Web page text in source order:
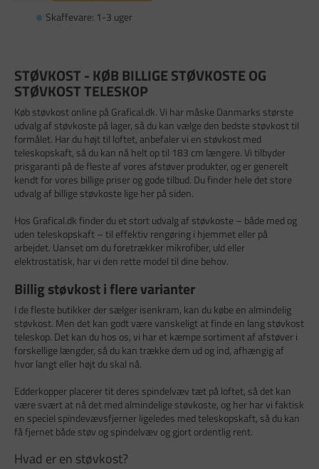
Skaffevare: 1-3 uger
STØVKOST - KØB BILLIGE STØVKOSTE OG
STØVKOST TELESKOP
Køb støvkost online på Grafical.dk. Vi har måske Danmarks største
udvalg af støvkoste på lager, så du kan vælge den bedste støvkost til
formålet. Har du højt til loftet, anbefaler vi en støvkost med
teleskopskaft, så du kan nå helt op til 183 cm længere. Vi tilbyder
prisgaranti på de fleste af vores afstøver produkter, og er generelt
kendt for vores billige priser og gode tilbud. Du finder hele det store
udvalg af billige støvkoste lige her på siden.
Hos Grafical.dk finder du et stort udvalg af støvkoste – både med og
uden teleskopskaft – til effektiv rengøring i hjemmet eller på
arbejdet. Uanset om du foretrækker mikrofiber, uld eller
elektrostatisk, har vi den rette model til dine behov.
Billig støvkost i flere varianter
I de fleste butikker der sælger isenkram, kan du købe en almindelig
støvkost. Men det kan godt være vanskeligt at finde en lang støvkost
teleskop. Det kan du hos os, vi har et kæmpe sortiment af afstøver i
forskellige længder, så du kan trække dem ud og ind, afhængig af
hvor langt eller højt du skal nå.
Edderkopper placerer tit deres spindelvæv tæt på loftet, så det kan
være svært at nå det med almindelige støvkoste, og her har vi faktisk
en speciel spindevævsfjerner ligeledes med teleskopskaft, så du kan
få fjernet både støv og spindelvæv og gjort ordentlig rent.
Hvad er en støvkost?